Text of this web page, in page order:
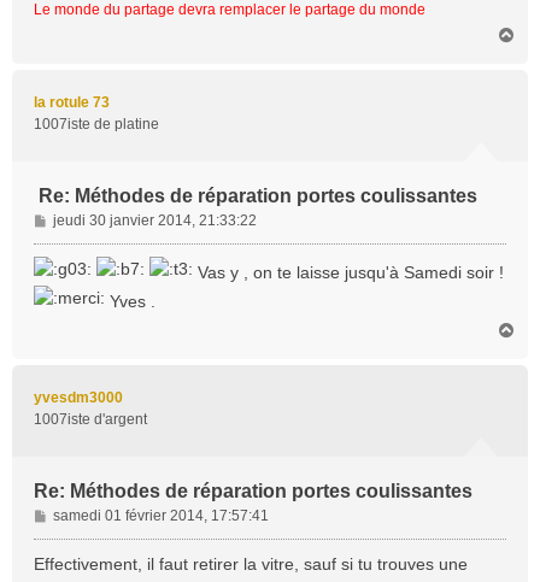
Le monde du partage devra remplacer le partage du monde
la rotule 73
1007iste de platine
Re: Méthodes de réparation portes coulissantes
M
e
s
s
a
jeudi 30 janvier 2014, 21:33:22
Vas y , on te laisse jusqu'à Samedi soir !
Yves .
yvesdm3000
1007iste d'argent
Re: Méthodes de réparation portes coulissantes
M
e
s
samedi 01 février 2014, 17:57:41
Effectivement, il faut retirer la vitre, sauf si tu trouves une